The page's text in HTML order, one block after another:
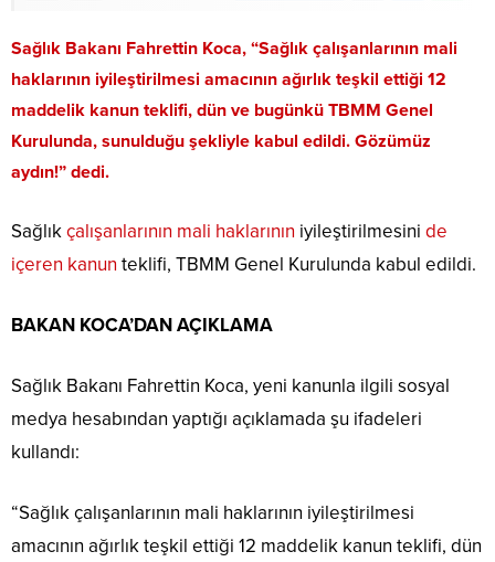
Sağlık Bakanı Fahrettin Koca, “Sağlık çalışanlarının mali
haklarının iyileştirilmesi amacının ağırlık teşkil ettiği 12
maddelik kanun teklifi, dün ve bugünkü TBMM Genel
Kurulunda, sunulduğu şekliyle kabul edildi. Gözümüz
aydın!” dedi.
Sağlıkçalışanlarının mali haklarının iyileştirilmesini de
içeren kanun teklifi, TBMM Genel Kurulunda kabul edildi.
BAKAN KOCA’DAN AÇIKLAMA
Sağlık Bakanı Fahrettin Koca, yeni kanunla ilgili sosyal
medya hesabından yaptığı açıklamada şu ifadeleri
kullandı:
“Sağlık çalışanlarının mali haklarının iyileştirilmesi
amacının ağırlık teşkil ettiği 12 maddelik kanun teklifi, dün